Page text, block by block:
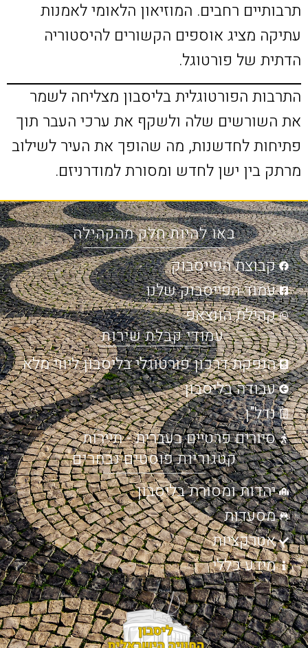
תרבותיים רחבים. המוזיאון הלאומי לאמנות
עתיקה מציג אוספים הקשורים להיסטוריה
הדתית של פורטוגל.
התרבות הפורטוגלית בליסבון מצליחה לשמר
את השורשים שלה ולשקף את ערכי העבר תוך
פתיחות לחדשנות, מה שהופך את העיר לשילוב
מרתק בין ישן לחדש ומסורת למודרניזם.
באו להיות חלק מהקהילה
קבוצת הפייסבוק
עמוד הפייסבוק שלנו
קהילת הווצאפ
עמודי קבלת שירות
הנפקת דרכון פורטוגלי בליסבון ליווי מלא
עבודה בליסבון
נדל"ן
סיורים פרטיים בעברית - תיירות
קטגוריות פוסטים נבחרים
יהדות ומסורת בליסבון
מסעדות
אטרקציות
מידע כללי